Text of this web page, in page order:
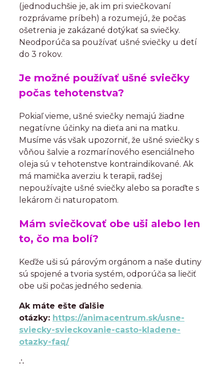
(jednoduchšie je, ak im pri sviečkovaní
rozprávame príbeh) a rozumejú, že počas
ošetrenia je zakázané dotýkať sa sviečky.
Neodporúča sa používať ušné sviečky u detí
do 3 rokov.
Je možné používať ušné sviečky
počas tehotenstva?
Pokiaľ vieme, ušné sviečky nemajú žiadne
negatívne účinky na dieťa ani na matku.
Musíme vás však upozorniť, že ušné sviečky s
vôňou šalvie a rozmarínového esenciálneho
oleja sú v tehotenstve kontraindikované. Ak
má mamička averziu k terapii, radšej
nepoužívajte ušné sviečky alebo sa poraďte s
lekárom či naturopatom.
Mám sviečkovať obe uši alebo len
to, čo ma bolí?
Keďže uši sú párovým orgánom a naše dutiny
sú spojené a tvoria systém, odporúča sa liečiť
obe uši počas jedného sedenia.
Ak máte ešte ďalšie
otázky: https://animacentrum.sk/usne-
sviecky-svieckovanie-casto-kladene-
otazky-faq/
∴